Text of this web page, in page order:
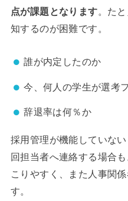
点が課題となります。た
知するのが困難です。
誰が内定したのか
今、何人の学生が選考
辞退率は何％か
採用管理が機能していな
回担当者へ連絡する場合
こりやすく、また人事関
す。